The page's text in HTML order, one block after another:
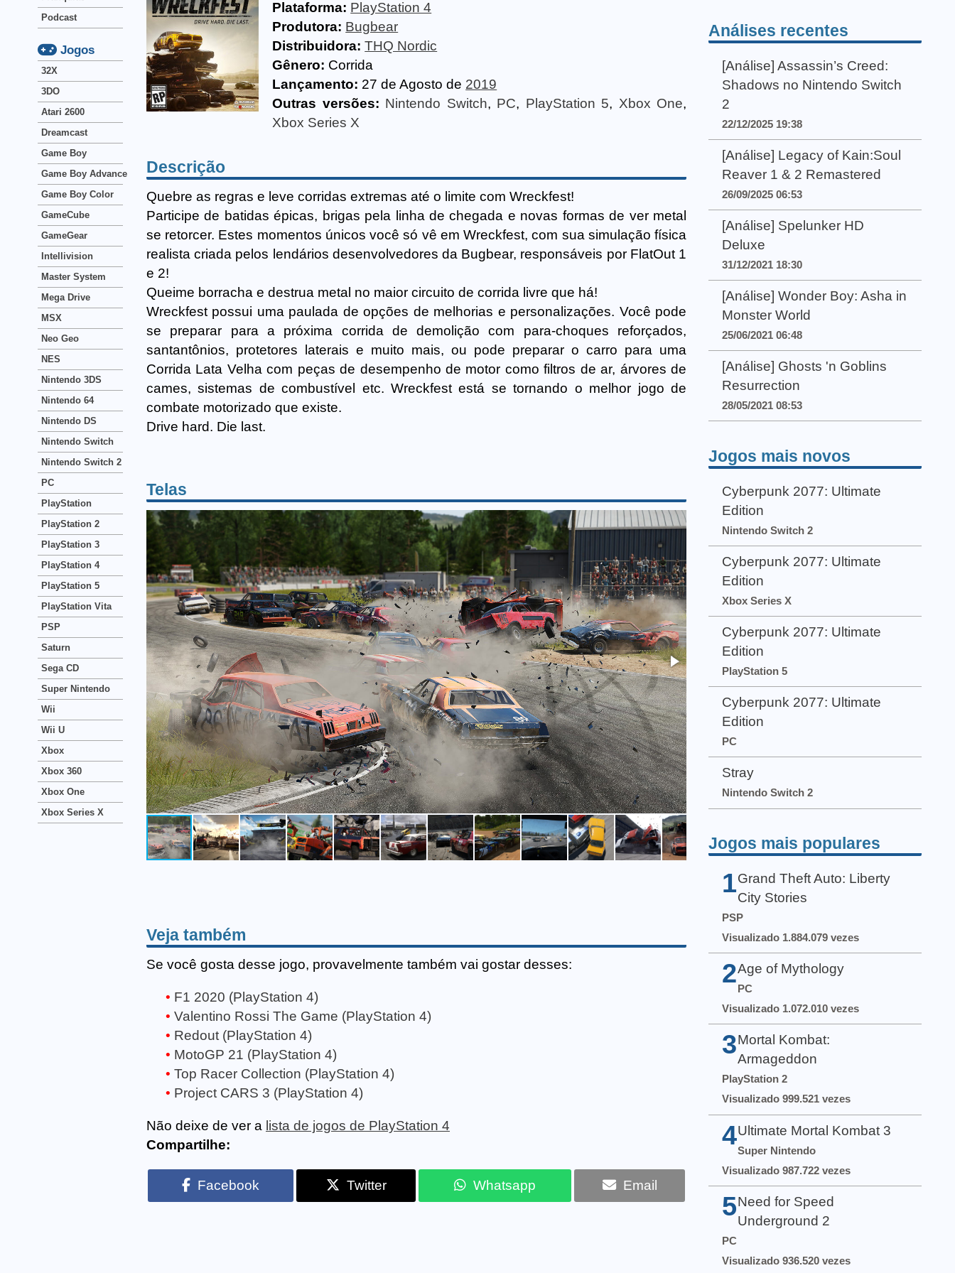
Plataforma: PlayStation 4
Produtora: Bugbear
Distribuidora: THQ Nordic
Gênero: Corrida
Lançamento: 27 de Agosto de 2019
Outras versões: Nintendo Switch, PC, PlayStation 5, Xbox One,
Xbox Series X
Descrição
Quebre as regras e leve corridas extremas até o limite com Wreckfest!
Participe de batidas épicas, brigas pela linha de chegada e novas formas de ver metal
se retorcer. Estes momentos únicos você só vê em Wreckfest, com sua simulação física
realista criada pelos lendários desenvolvedores da Bugbear, responsáveis por FlatOut 1
e 2!
Queime borracha e destrua metal no maior circuito de corrida livre que há!
Wreckfest possui uma paulada de opções de melhorias e personalizações. Você pode
se preparar para a próxima corrida de demolição com para-choques reforçados,
santantônios, protetores laterais e muito mais, ou pode preparar o carro para uma
Corrida Lata Velha com peças de desempenho de motor como filtros de ar, árvores de
cames, sistemas de combustível etc. Wreckfest está se tornando o melhor jogo de
combate motorizado que existe.
Drive hard. Die last.
Telas
Veja também
Se você gosta desse jogo, provavelmente também vai gostar desses:
F1 2020 (PlayStation 4)
Valentino Rossi The Game (PlayStation 4)
Redout (PlayStation 4)
MotoGP 21 (PlayStation 4)
Top Racer Collection (PlayStation 4)
Project CARS 3 (PlayStation 4)
Não deixe de ver a lista de jogos de PlayStation 4
Compartilhe:
Facebook Twitter Whatsapp Email
Podcast
Jogos
32X
3DO
Atari 2600
Dreamcast
Game Boy
Game Boy Advance
Game Boy Color
GameCube
GameGear
Intellivision
Master System
Mega Drive
MSX
Neo Geo
NES
Nintendo 3DS
Nintendo 64
Nintendo DS
Nintendo Switch
Nintendo Switch 2
PC
PlayStation
PlayStation 2
PlayStation 3
PlayStation 4
PlayStation 5
PlayStation Vita
PSP
Saturn
Sega CD
Super Nintendo
Wii
Wii U
Xbox
Xbox 360
Xbox One
Xbox Series X
Análises recentes
[Análise] Assassin’s Creed:
Shadows no Nintendo Switch
2
22/12/2025 19:38
[Análise] Legacy of Kain:Soul
Reaver 1 & 2 Remastered
26/09/2025 06:53
[Análise] Spelunker HD
Deluxe
31/12/2021 18:30
[Análise] Wonder Boy: Asha in
Monster World
25/06/2021 06:48
[Análise] Ghosts 'n Goblins
Resurrection
28/05/2021 08:53
Jogos mais novos
Cyberpunk 2077: Ultimate
Edition
Nintendo Switch 2
Cyberpunk 2077: Ultimate
Edition
Xbox Series X
Cyberpunk 2077: Ultimate
Edition
PlayStation 5
Cyberpunk 2077: Ultimate
Edition
PC
Stray
Nintendo Switch 2
Jogos mais populares
1 Grand Theft Auto: Liberty
City Stories
PSP
Visualizado 1.884.079 vezes
2Age of Mythology
PC
Visualizado 1.072.010 vezes
3 Mortal Kombat:
Armageddon
PlayStation 2
Visualizado 999.521 vezes
4 Ultimate Mortal Kombat 3
Super Nintendo
Visualizado 987.722 vezes
5 Need for Speed
Underground 2
PC
Visualizado 936.520 vezes